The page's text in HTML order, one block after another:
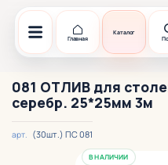
Главная
Каталог
081 ОТЛИВ для
серебр. 25*25мм 3м
арт. (30шт.) ПС 081
В НАЛИЧИИ